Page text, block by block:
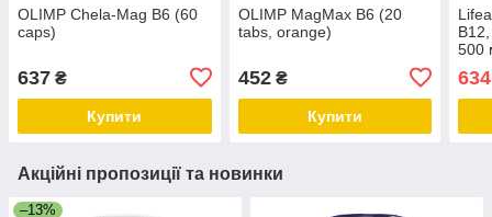
OLIMP Chela-Mag B6 (60
caps)
637 ₴
Купити
OLIMP MagMax B6 (20
tabs, orange)
452₴
Купити
500
Акційні пропозиції та новинки
–13%